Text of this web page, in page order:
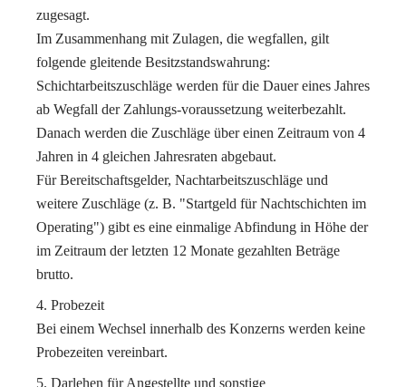
zugesagt.
Im Zusammenhang mit Zulagen, die wegfallen, gilt
folgende gleitende Besitzstandswahrung:
Schichtarbeitszuschläge werden für die Dauer eines Jahres
ab Wegfall der Zahlungs-voraussetzung weiterbezahlt.
Danach werden die Zuschläge über einen Zeitraum von 4
Jahren in 4 gleichen Jahresraten abgebaut.
Für Bereitschaftsgelder, Nachtarbeitszuschläge und
weitere Zuschläge (z. B. "Startgeld für Nachtschichten im
Operating") gibt es eine einmalige Abfindung in Höhe der
im Zeitraum der letzten 12 Monate gezahlten Beträge
brutto.
Probezeit
Bei einem Wechsel innerhalb des Konzerns werden keine
Probezeiten vereinbart.
Darlehen für Angestellte und sonstige